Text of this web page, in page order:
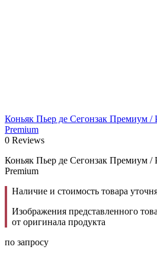
Коньяк Пьер де Сегонзак Премиум /
Premium
0 Reviews
Коньяк Пьер де Сегонзак Премиум /
Premium
Наличие и стоимость товара
Изображения представленного
от оригинала продукта
по запросу